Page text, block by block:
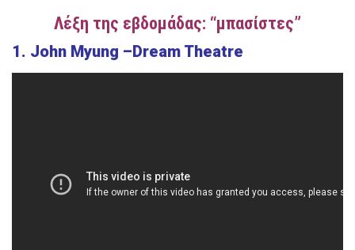
Λέξη της εβδομάδας: “μπασίστες”
1. John Myung –Dream Theatre